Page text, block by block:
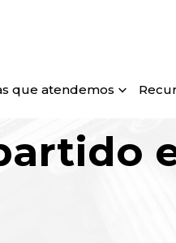
que atendemos